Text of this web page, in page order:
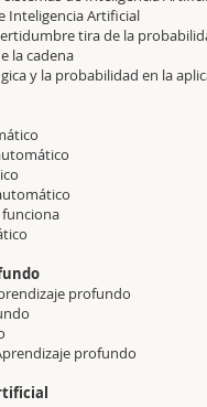
Inteligencia Artificial
tira de la
la cadena
y la probabilidad en la
funciona
profundo
profundo